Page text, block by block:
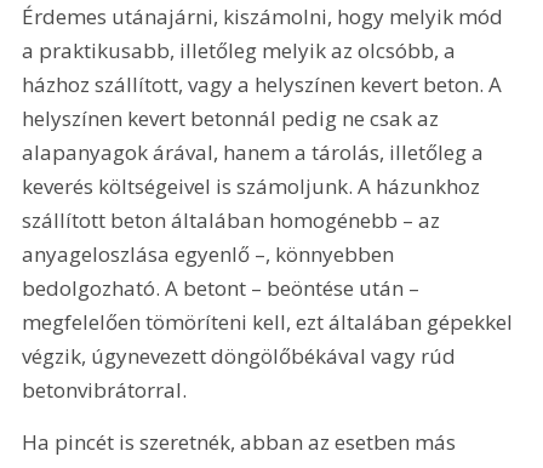
Érdemes utánajárni, kiszámolni, hogy melyik mód
a praktikusabb, illetőleg melyik az olcsóbb, a
házhoz szállított, vagy a helyszínen kevert beton. A
helyszínen kevert betonnál pedig ne csak az
alapanyagok árával, hanem a tárolás, illetőleg a
keverés költségeivel is számoljunk. A házunkhoz
szállított beton általában homogénebb – az
anyageloszlása egyenlő –, könnyebben
bedolgozható. A betont – beöntése után –
megfelelően tömöríteni kell, ezt általában gépekkel
végzik, úgynevezett döngölőbékával vagy rúd
betonvibrátorral.
Ha pincét is szeretnék, abban az esetben más